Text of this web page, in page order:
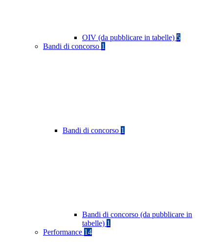
OIV (da pubblicare in tabelle) 5
Bandi di concorso 1
Bandi di concorso 1
Bandi di concorso (da pubblicare in
tabelle) 1
Performance 14